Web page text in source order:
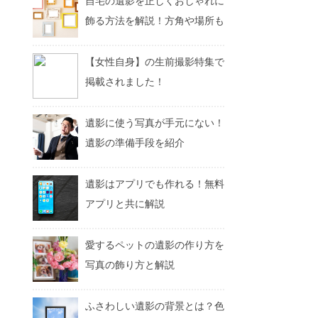
飾る方法を解説！方角や場所も
【女性自身】の生前撮影特集で
掲載されました！
遺影に使う写真が手元にない！
遺影の準備手段を紹介
遺影はアプリでも作れる！無料
アプリと共に解説
愛するペットの遺影の作り方を
写真の飾り方と解説
ふさわしい遺影の背景とは？色